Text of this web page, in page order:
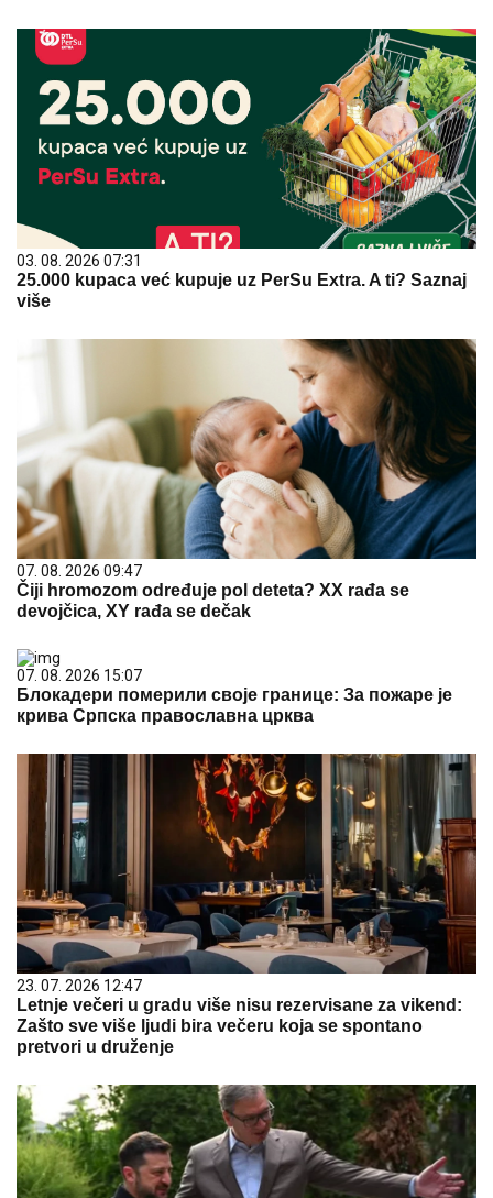
03. 08. 2026 07:31
25.000 kupaca već kupuje uz PerSu Extra. A ti? Saznaj
više
07. 08. 2026 09:47
Čiji hromozom određuje pol deteta? XX rađa se
devojčica, XY rađa se dečak
07. 08. 2026 15:07
Блокадери померили своје границе: За пожаре је
крива Српска православна црква
23. 07. 2026 12:47
Letnje večeri u gradu više nisu rezervisane za vikend:
Zašto sve više ljudi bira večeru koja se spontano
pretvori u druženje